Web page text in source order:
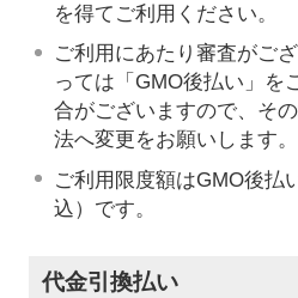
を得てご利用ください。
ご利用にあたり審査がご
っては「GMO後払い」を
合がございますので、そ
法へ変更をお願いします。
ご利用限度額はGMO後払
込）です。
代金引換払い